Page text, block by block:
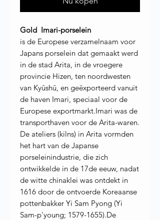
Gold Imari-porselein
is de Europese verzamelnaam voor
Japans porselein dat gemaakt werd
in de stad Arita, in de vroegere
provincie Hizen, ten noordwesten
van Kyūshū, en geëxporteerd vanuit
de haven Imari, speciaal voor de
Europese exportmarkt.Imari was de
transporthaven voor de Arita-waren.
De ateliers (kilns) in Arita vormden
het hart van de Japanse
porseleinindustrie, die zich
ontwikkelde in de 17de eeuw, nadat
de witte chinaklei was ontdekt in
1616 door de ontvoerde Koreaanse
pottenbakker Yi Sam Pyong (Yi
Sam-p'young; 1579-1655).De